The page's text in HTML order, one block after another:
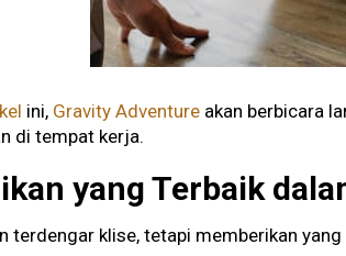
ini, Gravity Adventure akan berbicara
di tempat kerja.
yang Terbaik
terdengar klise, tetapi memberikan